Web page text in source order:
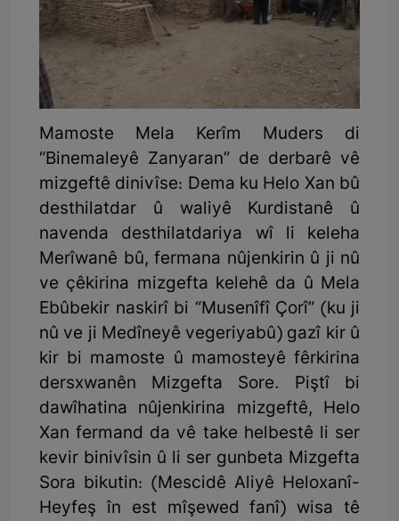
Mamoste Mela Kerîm Muders di
“Binemaleyê Zanyaran” de derbarê vê
mizgeftê dinivîse: Dema ku Helo Xan bû
desthilatdar û waliyê Kurdistanê û
navenda desthilatdariya wî li keleha
Merîwanê bû, fermana nûjenkirin û ji nû
ve çêkirina mizgefta kelehê da û Mela
Ebûbekir naskirî bi “Musenîfî Çorî” (ku ji
nû ve ji Medîneyê vegeriyabû) gazî kir û
kir bi mamoste û mamosteyê fêrkirina
dersxwanên Mizgefta Sore. Piştî bi
dawîhatina nûjenkirina mizgeftê, Helo
Xan fermand da vê take helbestê li ser
kevir binivîsin û li ser gunbeta Mizgefta
Sora bikutin: (Mescidê Aliyê Heloxanî-
Heyfeş în est mîşewed fanî) wisa tê